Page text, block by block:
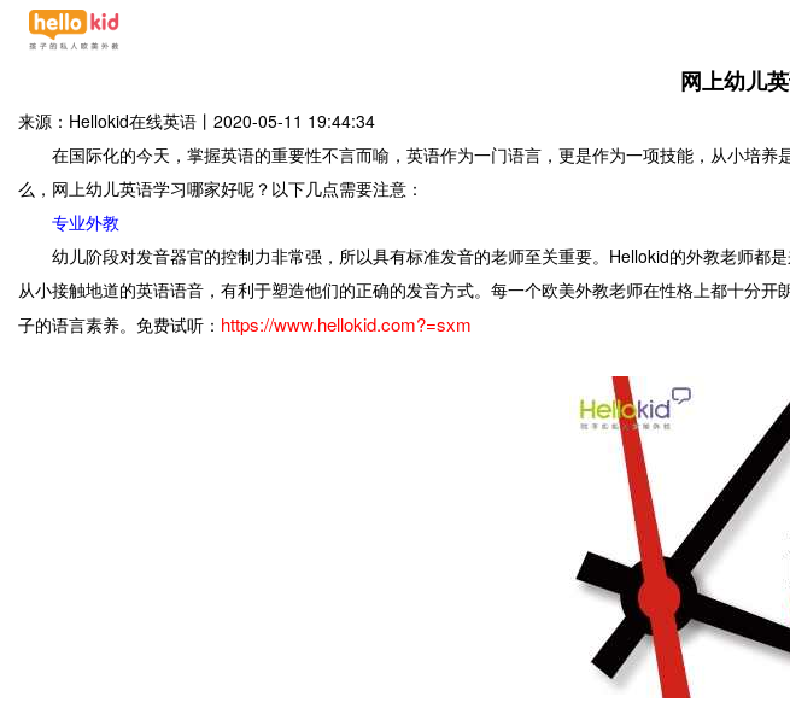
网上幼儿
来源：Hellokid在线英语 丨 2020-05-11 19:44:34
在国际化的今天，掌握英语的重要性不言而喻，英语作为一门语言，更是作为一项技能，从小培养
么，网上幼儿英语学习哪家好呢？以下几点需要注意：
专业外教
幼儿阶段对发音器官的控制力非常强，所以具有标准发音的老师至关重要。Hellokid的外教老师都
从小接触地道的英语语音，有利于塑造他们的正确的发音方式。每一个欧美外教老师在性格上都十分
子的语言素养。免费试听： https://www.hellokid.com?=sxm